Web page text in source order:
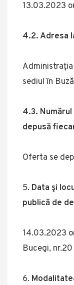
13.03.2023
4.2. Adresa
sediul în
4.3.
depusă
Oferta se
Data şi
publică de
14.03.2023
Bucegi,